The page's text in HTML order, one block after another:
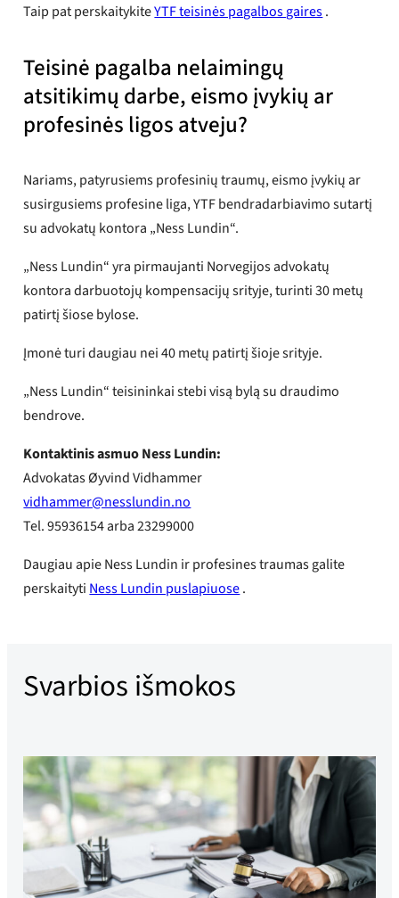
Taip pat perskaitykiteYTF teisinės pagalbos gaires.
Teisinė pagalba nelaimingų
atsitikimų darbe, eismo įvykių ar
profesinės ligos atveju?
Nariams, patyrusiems profesinių traumų, eismo įvykių ar
susirgusiems profesine liga, YTF bendradarbiavimo sutartį
su advokatų kontora „Ness Lundin“.
„Ness Lundin“ yra pirmaujanti Norvegijos advokatų
kontora darbuotojų kompensacijų srityje, turinti 30 metų
patirtį šiose bylose.
Įmonė turi daugiau nei 40 metų patirtį šioje srityje.
„Ness Lundin“ teisininkai stebi visą bylą su draudimo
bendrove.
Kontaktinis asmuo Ness Lundin:
Advokatas Øyvind Vidhammer
vidhammer@nesslundin.no
Tel. 95936154 arba 23299000
Daugiau apie Ness Lundin ir profesines traumas galite
perskaityti Ness Lundin puslapiuose.
Svarbios išmokos